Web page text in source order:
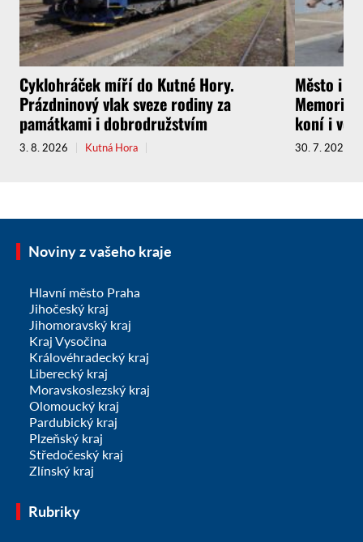
Cyklohráček míří do Kutné Hory.
Prázdninový vlak sveze rodiny za
památkami i dobrodružstvím
3. 8. 2026 Kutná Hora
Město i
Memoriál
koní i
30. 7. 2026
Noviny z vašeho kraje
Hlavní město Praha
Jihočeský kraj
Jihomoravský kraj
Kraj Vysočina
Královéhradecký kraj
Liberecký kraj
Moravskoslezský kraj
Olomoucký kraj
Pardubický kraj
Plzeňský kraj
Středočeský kraj
Zlínský kraj
Rubriky